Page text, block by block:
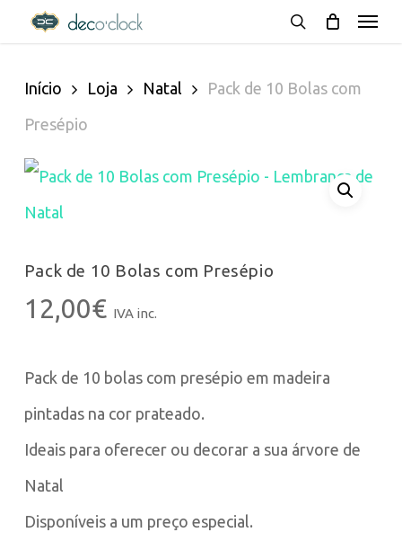
decoclock.pt
main
content
Menu
Início Loja Natal
Pack de 10 Bolas com
Presépio
Pack de 10 Bolas com Presépio
12,00€ IVA inc.
Pack de 10 bolas com presépio em madeira
pintadas na cor prateado.
Ideais para oferecer ou decorar a sua árvore de
Natal
Disponíveis a um preço especial.